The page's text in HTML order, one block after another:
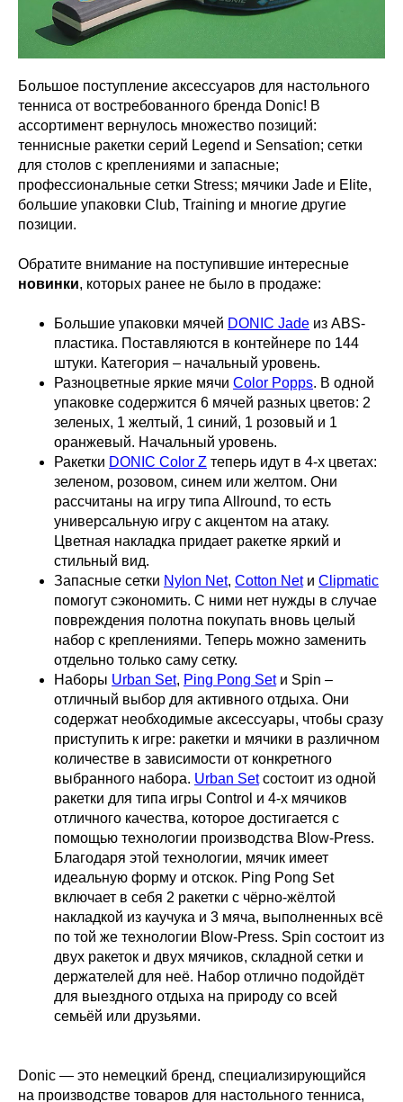
Большое поступление аксессуаров для настольного
тенниса от востребованного бренда Donic! В
ассортимент вернулось множество позиций:
теннисные ракетки серий Legend и Sensation; сетки
для столов с креплениями и запасные;
профессиональные сетки Stress; мячики Jade и Elite,
большие упаковки Club, Training и многие другие
позиции.
Обратите внимание на поступившие интересные
новинки, которых ранее не было в продаже:
Большие упаковки мячей DONIC Jade из ABS-
пластика. Поставляются в контейнере по 144
штуки. Категория – начальный уровень.
Разноцветные яркие мячи Color Popps. В одной
упаковке содержится 6 мячей разных цветов: 2
зеленых, 1 желтый, 1 синий, 1 розовый и 1
оранжевый. Начальный уровень.
Ракетки DONIC Color Z теперь идут в 4-х цветах:
зеленом, розовом, синем или желтом. Они
рассчитаны на игру типа Allround, то есть
универсальную игру с акцентом на атаку.
Цветная накладка придает ракетке яркий и
стильный вид.
Запасные сетки Nylon Net, Cotton Netи Clipmatic
помогут сэкономить. С ними нет нужды в случае
повреждения полотна покупать вновь целый
набор с креплениями. Теперь можно заменить
отдельно только саму сетку.
Наборы Urban Set, Ping Pong Setи Spin –
отличный выбор для активного отдыха. Они
содержат необходимые аксессуары, чтобы сразу
приступить к игре: ракетки и мячики в различном
количестве в зависимости от конкретного
выбранного набора. Urban Setсостоит из одной
ракетки для типа игры Control и 4-х мячиков
отличного качества, которое достигается с
помощью технологии производства Blow-Press.
Благодаря этой технологии, мячик имеет
идеальную форму и отскок. Ping Pong Set
включает в себя 2 ракетки с чёрно-жёлтой
накладкой из каучука и 3 мяча, выполненных всё
по той же технологии Blow-Press. Spin состоит из
двух ракеток и двух мячиков, складной сетки и
держателей для неё. Набор отлично подойдёт
для выездного отдыха на природу со всей
семьёй или друзьями.
Donic — это немецкий бренд, специализирующийся
на производстве товаров для настольного тенниса,